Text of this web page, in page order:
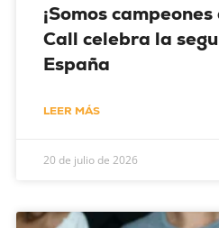
¡Somos
Call celebra la
España
LEER MÁS
20 de julio de 2026